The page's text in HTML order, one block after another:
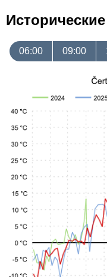
06:00 09:00